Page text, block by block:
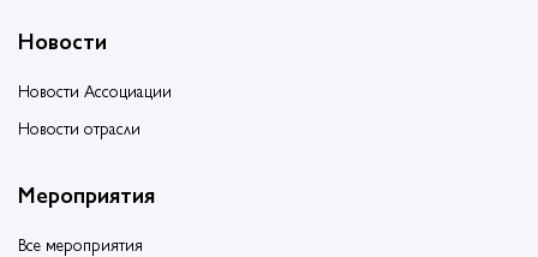
Новости
Новости Ассоциации
Новости отрасли
Мероприятия
Все мероприятия